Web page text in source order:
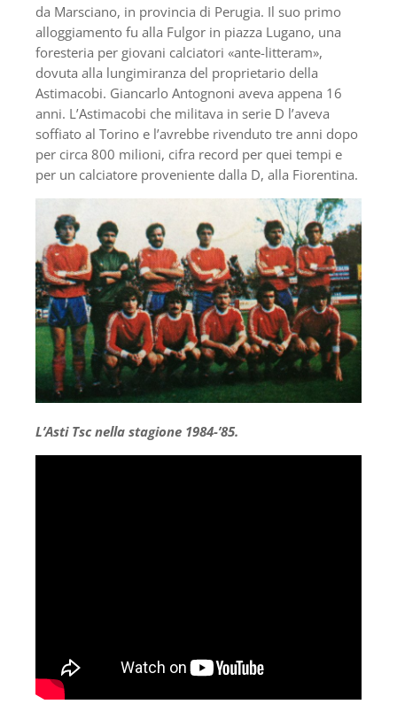
da Marsciano, in provincia di Perugia. Il suo primo
alloggiamento fu alla Fulgor in piazza Lugano, una
foresteria per giovani calciatori «ante-litteram»,
dovuta alla lungimiranza del proprietario della
Astimacobi. Giancarlo Antognoni aveva appena 16
anni. L’Astimacobi che militava in serie D l’aveva
soffiato al Torino e l’avrebbe rivenduto tre anni dopo
per circa 800 milioni, cifra record per quei tempi e
per un calciatore proveniente dalla D, alla Fiorentina.
L’Asti Tsc nella stagione 1984-’85.